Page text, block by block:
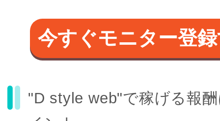
今すぐモニター登
"D style web"で稼げる報